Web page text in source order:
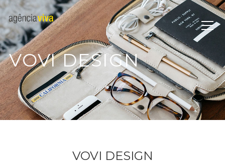
VOVI DESIGN
VOVI DESIGN